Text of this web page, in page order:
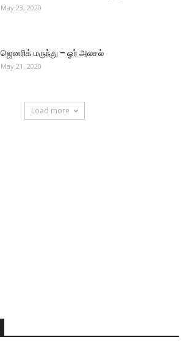
May 23, 2020
ஜெனரிக் மருந்து – ஓர் அலசல்
May 21, 2020
Load more